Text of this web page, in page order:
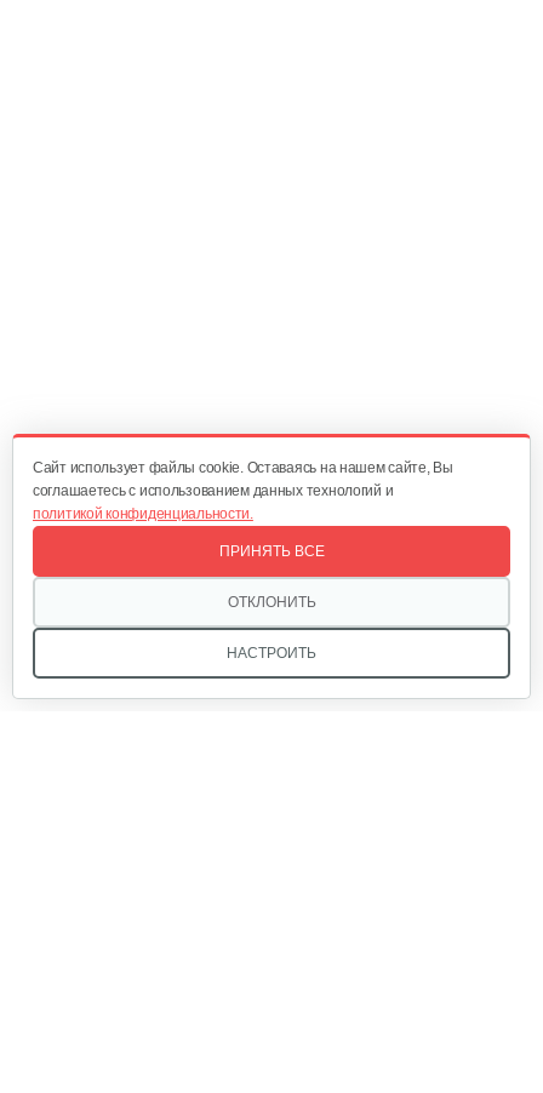
Cайт использует файлы cookie. Оставаясь на нашем сайте, Вы
соглашаетесь с использованием данных технологий и
политикой конфиденциальности.
НАСТРОИТЬ
ОТКЛОНИТЬ
ПРИНЯТЬ ВСЕ